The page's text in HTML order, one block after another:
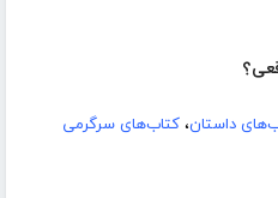
داستان، کتاب‌های سرگرمی